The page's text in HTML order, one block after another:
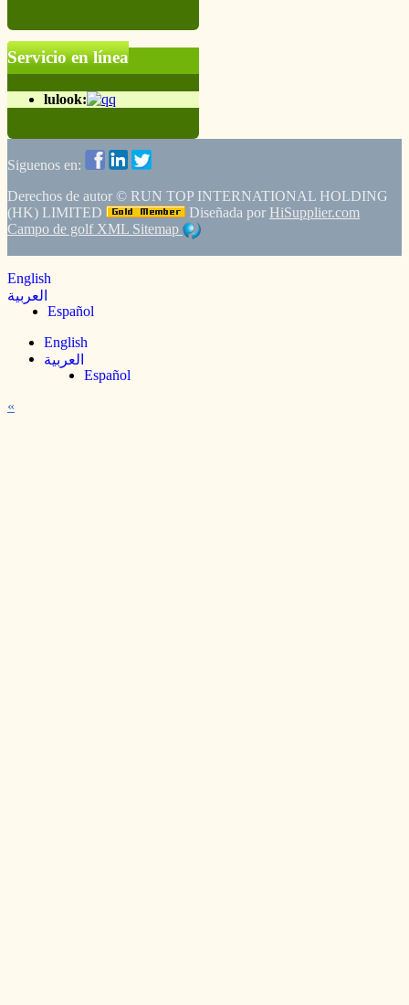
Servicio en línea
lulook:
Siguenos en:
Derechos de autor © RUN TOP INTERNATIONAL HOLDING
(HK) LIMITED
Diseñada por HiSupplier.com
Campo de golf XML Sitemap
English
العربية
Español
English
العربية
Español
«